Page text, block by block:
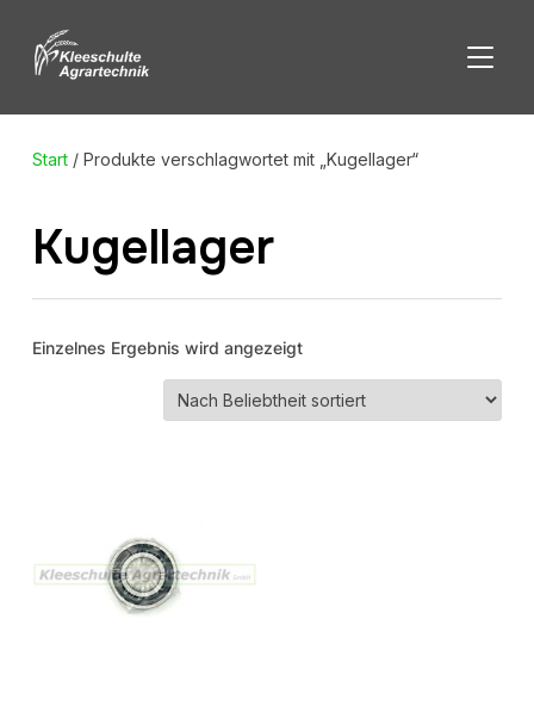
Start/ Produkte verschlagwortet mit „Kugellager“
Kugellager
Einzelnes Ergebnis wird angezeigt